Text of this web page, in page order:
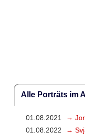
Alle Porträts im
01.08.2021
→
01.08.2022
→